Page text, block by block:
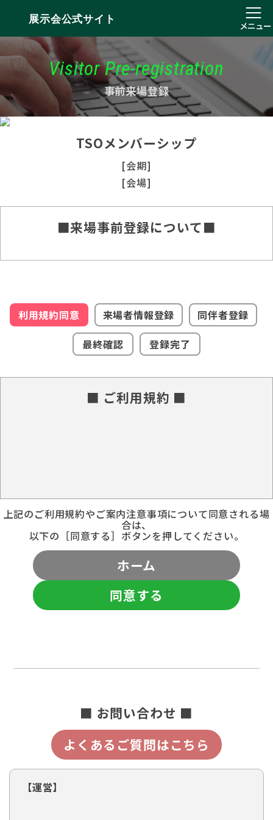
展示会公式サイト
メニュー
Visitor Pre-registration
事前来場登録
TSOメンバーシップ
[会期]
[会場]
■来場事前登録について■
利用規約同意 来場者情報登録
同伴者登録
最終確認
登録完了
■ ご利用規約 ■
上記のご利用規約やご案内注意事項について同意される場
合は、
以下の［同意する］ボタンを押してください。
ホーム
同意する
■ お問い合わせ ■
よくあるご質問はこちら
【運営】